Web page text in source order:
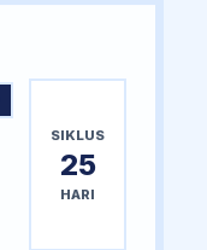
SIKLUS
25
HARI